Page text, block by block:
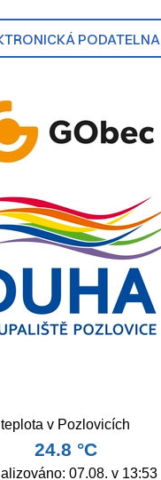
PODATELNA